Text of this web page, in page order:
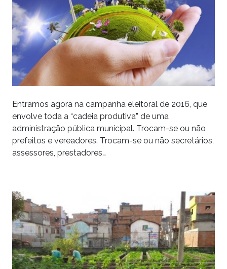
Entramos agora na campanha eleitoral de 2016, que
envolve toda a “cadeia produtiva” de uma
administração pública municipal. Trocam-se ou não
prefeitos e vereadores. Trocam-se ou não secretários,
assessores, prestadores…